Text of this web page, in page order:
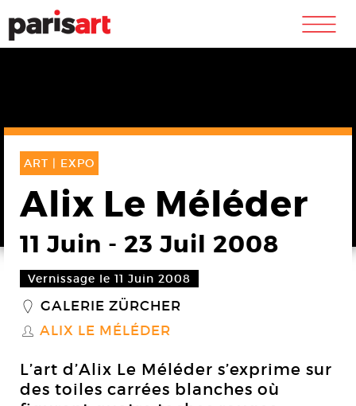
m
ART | EXPO
Alix Le Méléder
11 Juin - 23 Juil 2008
Vernissage le 11 Juin 2008
_ GALERIE ZÜRCHER
S ALIX LE MÉLÉDER
L’art d’Alix Le Méléder s’exprime sur
des toiles carrées blanches où